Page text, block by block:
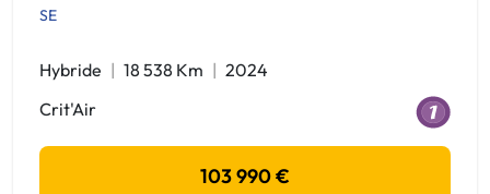
SE
Hybride 18 538 Km
2024
Crit'Air
103 990 €